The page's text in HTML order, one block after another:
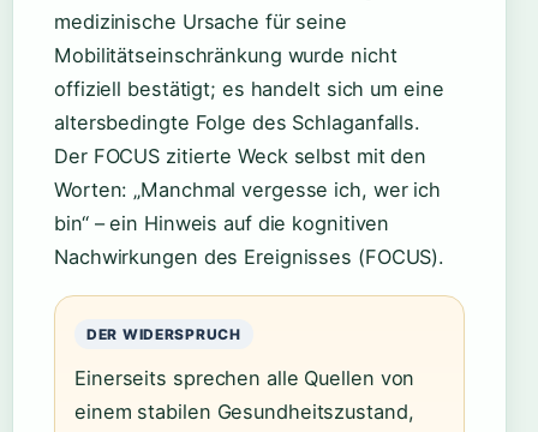
medizinische Ursache für seine
Mobilitätseinschränkung wurde nicht
offiziell bestätigt; es handelt sich um eine
altersbedingte Folge des Schlaganfalls.
Der FOCUS zitierte Weck selbst mit den
Worten: „Manchmal vergesse ich, wer ich
bin“ – ein Hinweis auf die kognitiven
Nachwirkungen des Ereignisses (FOCUS).
DER WIDERSPRUCH
Einerseits sprechen alle Quellen von
einem stabilen Gesundheitszustand,